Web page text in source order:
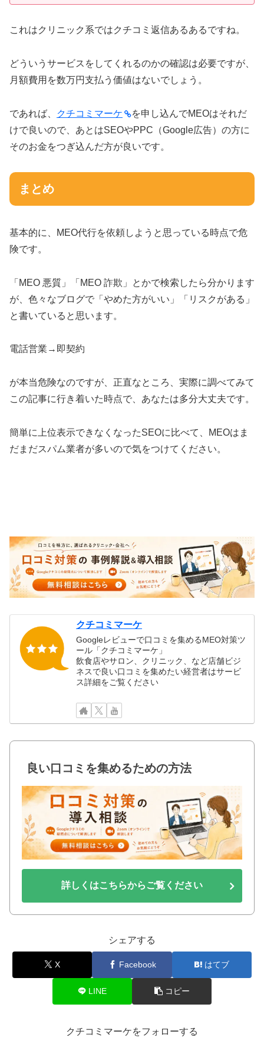
これはクリニック系ではクチコミ返信あるあるですね。
どういうサービスをしてくれるのかの確認は必要ですが、
月額費用を数万円支払う価値はないでしょう。
であれば、 クチコミマーケ
を申し込んでMEOはそれだ
けで良いので、あとはSEOやPPC（Google広告）の方に
そのお金をつぎ込んだ方が良いです。
まとめ
基本的に、MEO代行を依頼しようと思っている時点で危
険です。
「MEO 悪質」「MEO 詐欺」とかで検索したら分かります
が、色々なブログで「やめた方がいい」「リスクがある」
と書いていると思います。
電話営業→即契約
が本当危険なのですが、正直なところ、実際に調べてみて
この記事に行き着いた時点で、あなたは多分大丈夫です。
簡単に上位表示できなくなったSEOに比べて、MEOはま
だまだスパム業者が多いので気をつけてください。
クチコミマーケ
Googleレビューで口コミを集めるMEO対策ツ
ール「クチコミマーケ」
飲食店やサロン、クリニック、など店舗ビジ
ネスで良い口コミを集めたい経営者はサービ
ス詳細をご覧ください
良い口コミを集めるための方法
詳しくはこちらからご覧ください
シェアする
X Facebook はてブ
LINE コピー
クチコミマーケをフォローする